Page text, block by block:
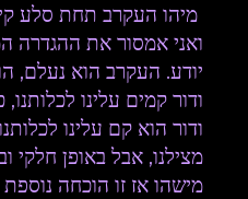
מיהו העקרב תחת סלע
ואני אמסור את ההגדרה
יודע. העקרב הוא נעלם,
ודור קמים עלינו
ודור הוא קם עלינו
מצילנו, אבל באופן חלקי
מישהו אז זו הוכחה